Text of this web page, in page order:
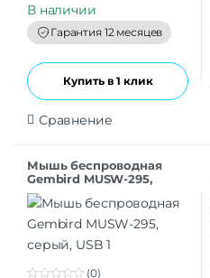
t
o
f
5
В наличии
Гарантия 12 месяцев
Купить в 1 клик
Сравнение
Мышь беспроводная
Gembird MUSW-295,
серый, USB
(0)